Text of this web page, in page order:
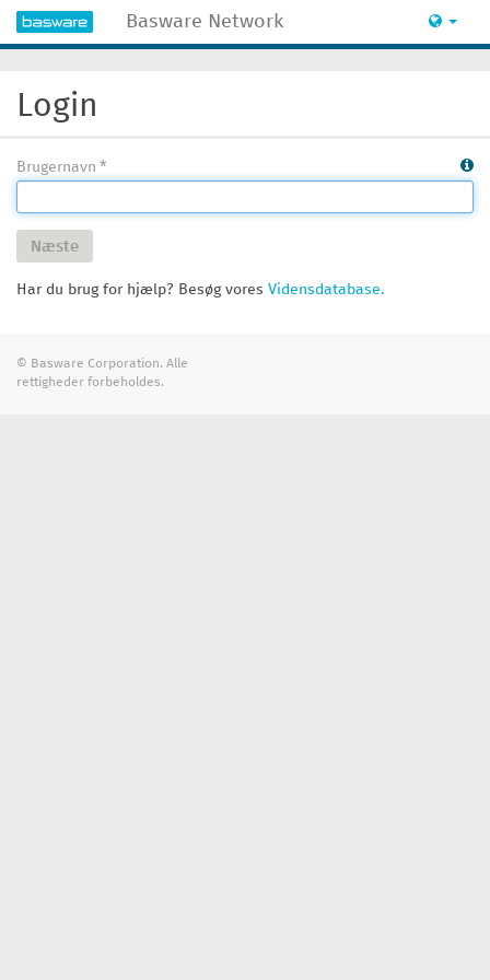
Basware Network
Login
Brugernavn
Næste
Har du brug for hjælp? Besøg vores Vidensdatabase.
© Basware Corporation. Alle
rettigheder forbeholdes.